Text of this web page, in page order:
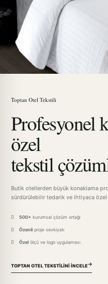
Toptan Otel Tekstili
Profesyonel
özel
tekstil
Butik otellerden büyük konaklama
sürdürülebilir tedarik ve ihtiyaca
500+ kurumsal çözüm ortağı
Özenli proje sevkiyatı
Özel ölçü ve logo uygulaması
TOPTAN OTEL TEKSTILINI İNCELE